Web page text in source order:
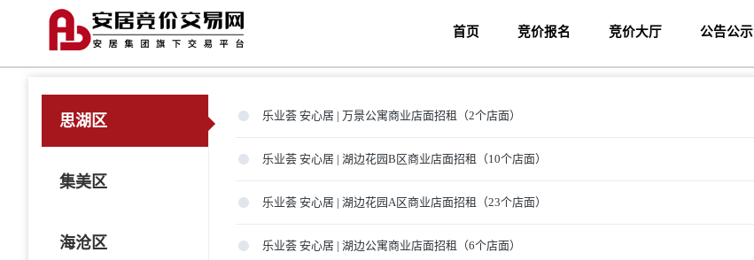
首页 竞价报名 竞价大厅 公告公示
思湖区
集美区
海沧区
乐业荟 安心居 | 万景公寓商业店面招租（2个店面）
乐业荟 安心居 | 湖边花园B区商业店面招租（10个店面）
乐业荟 安心居 | 湖边花园A区商业店面招租（23个店面）
乐业荟 安心居 | 湖边公寓商业店面招租（6个店面）